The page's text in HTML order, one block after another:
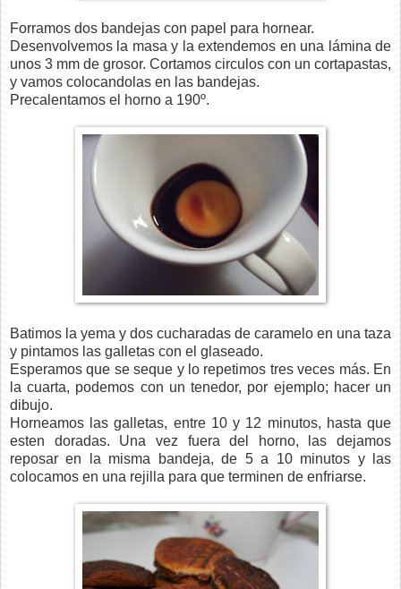
Forramos dos bandejas con papel para hornear.
Desenvolvemos la masa y la extendemos en una lámina de
unos 3 mm de grosor. Cortamos circulos con un cortapastas,
y vamos colocandolas en las bandejas.
Precalentamos el horno a 190º.
Batimos la yema y dos cucharadas de caramelo en una taza
y pintamos las galletas con el glaseado.
Esperamos que se seque y lo repetimos tres veces más. En
la cuarta, podemos con un tenedor, por ejemplo; hacer un
dibujo.
Horneamos las galletas, entre 10 y 12 minutos, hasta que
esten doradas. Una vez fuera del horno, las dejamos
reposar en la misma bandeja, de 5 a 10 minutos y las
colocamos en una rejilla para que terminen de enfriarse.